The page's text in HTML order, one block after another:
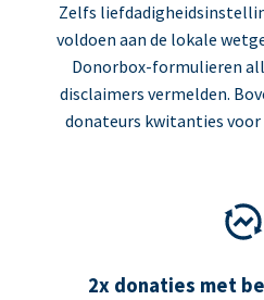
Zelfs
voldoen aan de lokale
Donorbox-formulieren
disclaimers vermelden.
donateurs kwitanties
2x donaties met